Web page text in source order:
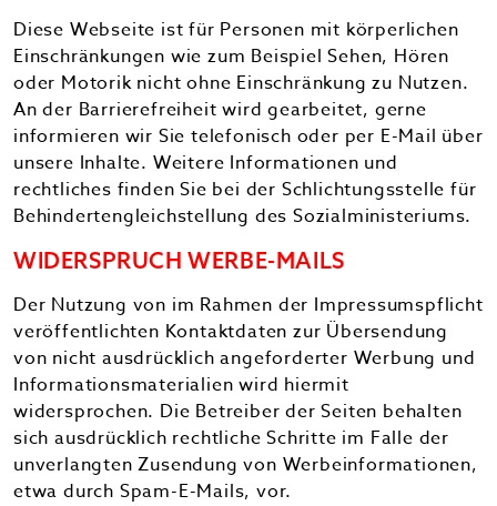
Diese Webseite ist für Personen mit körperlichen
Einschränkungen wie zum Beispiel Sehen, Hören
oder Motorik nicht ohne Einschränkung zu Nutzen.
An der Barrierefreiheit wird gearbeitet, gerne
informieren wir Sie telefonisch oder per E-Mail über
unsere Inhalte. Weitere Informationen und
rechtliches finden Sie bei der Schlichtungsstelle für
Behindertengleichstellung des Sozialministeriums.
WIDERSPRUCH WERBE-MAILS
Der Nutzung von im Rahmen der Impressumspflicht
veröffentlichten Kontaktdaten zur Übersendung
von nicht ausdrücklich angeforderter Werbung und
Informationsmaterialien wird hiermit
widersprochen. Die Betreiber der Seiten behalten
sich ausdrücklich rechtliche Schritte im Falle der
unverlangten Zusendung von Werbeinformationen,
etwa durch Spam-E-Mails, vor.